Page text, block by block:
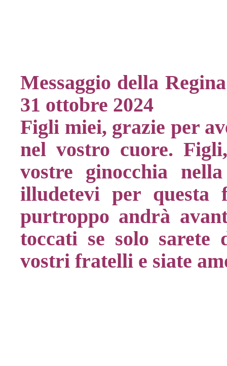
Messaggio della
31 ottobre 2024
Figli miei, grazie per
nel vostro cuore.
vostre ginocchia
illudetevi per questa
purtroppo andrà
toccati se solo sarete
vostri fratelli e siate